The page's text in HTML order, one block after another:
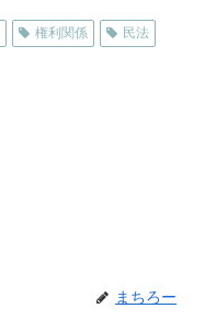
権利関係 民法
まちろー